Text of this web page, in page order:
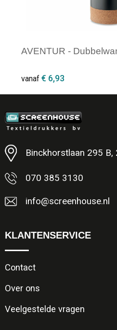
AVENTUR -
vanaf € 6,93
Minimale afname: 1
Binckhorstlaan 295 B,
070 385 3130
info@screenhouse.nl
KLANTENSERVICE
Contact
Over ons
Veelgestelde vragen